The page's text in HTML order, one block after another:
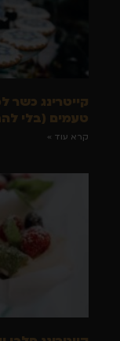
קייטרינג כשר
טעמים (בלי
קרא עוד »